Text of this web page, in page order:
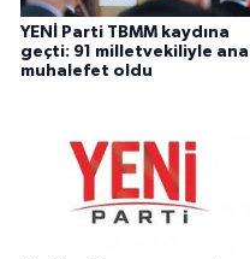
YENİ Parti TBMM kaydına
geçti: 91 milletvekiliyle ana
muhalefet oldu